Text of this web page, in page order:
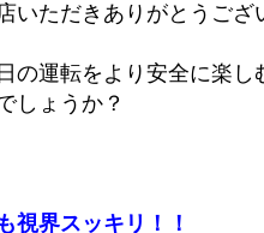
いただきありがとうござ
の運転をより安全に楽し
しょうか？
視界スッキリ！！